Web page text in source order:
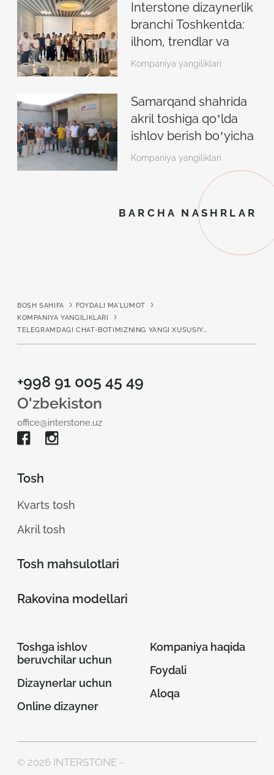
Interstone dizaynerlik
branchi Toshkentda:
ilhom, trendlar va
yangi imkoniyatlar
Kompaniya yangiliklari
Samarqand shahrida
akril toshiga qoʼlda
ishlov berish boʼyicha
oʼqish boʼlib oʼtdi.
Kompaniya yangiliklari
BARCHA NASHRLAR
BOSH SAHIFA
FOYDALI MA'LUMOT
KOMPANIYA YANGILIKLARI
TELEGRAMDAGI CHAT-BOTIMIZNING YANGI XUSUSIYATLARI
+998 91 005 45 49
O'zbekiston
office@interstone.uz
Tosh
Kvarts tosh
Akril tosh
Tosh mahsulotlari
Rakovina modellari
Toshga ishlov
beruvchilar uchun
Dizaynerlar uchun
Online dizayner
Kompaniya haqida
Foydali
Aloqa
© 2026 INTERSTONE –